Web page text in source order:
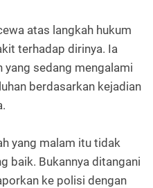
atas langkah hukum
terhadap dirinya. Ia
yang sedang mengalami
berdasarkan kejadian
yang malam itu tidak
baik. Bukannya ditangani
ke polisi dengan